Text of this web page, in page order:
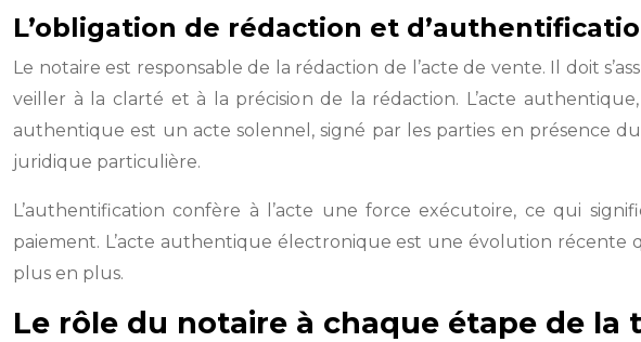
L’obligation de rédaction et
Le notaire est responsable de la rédaction de l’acte de vente. Il doit
veiller à la clarté et à la précision de la rédaction. L’acte
authentique est un acte solennel, signé par les parties en présence
juridique particulière.
L’authentification confère à l’acte une force exécutoire, ce qui
paiement. L’acte authentique électronique est une évolution récente
plus en plus.
Le rôle du notaire à chaque étape de